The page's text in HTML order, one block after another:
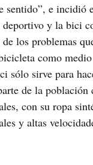
sentido”, e incidió
y la bici
los problemas
como
sólo sirve para
de la población
con su ropa
y altas